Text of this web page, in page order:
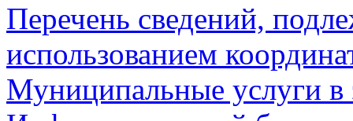
Перечень сведений,
использованием
Муниципальные услуги в